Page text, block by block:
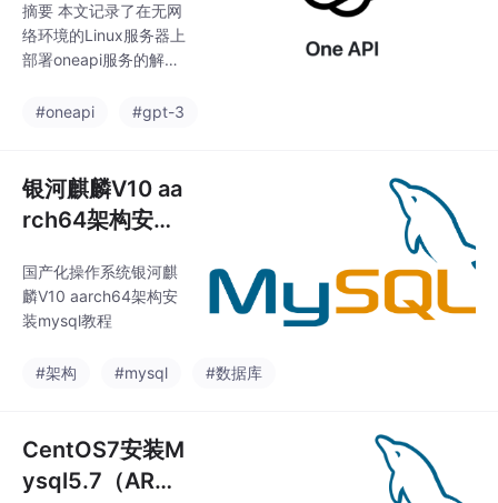
token encoder
解决方案
摘要 本文记录了在无网
络环境的Linux服务器上
部署oneapi服务的解决
现：1) 在本地使用dock
本地镜像保存为tar文件
并传输到服务器；3) 服
务器加载镜像并启动服
neapi需要联网下载词库
文件，通过从本地容器
中提取缓存文件（cl100
手动复制到服务器容
#oneapi #gpt-3
银河麒麟V10 aa
rch64架构安装
国产化操作系统银河麒
麟V10 aarch64架构安
装mysql教程
#架构 #mysql #数据库
CentOS7安装M
ysql5.7（ARM